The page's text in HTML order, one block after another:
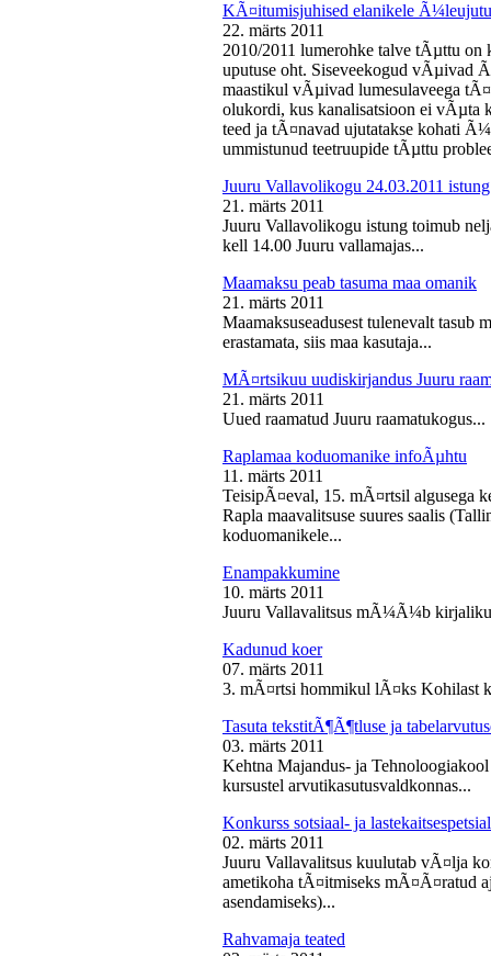
KÃ¤itumisjuhised elanikele
22. märts 2011
2010/2011 lumerohke talve tÃµttu on
uputuse oht. Siseveekogud vÃµivad
maastikul vÃµivad lumesulaveega
olukordi, kus kanalisatsioon ei vÃµta
teed ja tÃ¤navad ujutatakse kohati
ummistunud teetruupide tÃµttu
Juuru Vallavolikogu 24.03.2011 istung
21. märts 2011
Juuru Vallavolikogu istung toimub
kell 14.00 Juuru vallamajas...
Maamaksu peab tasuma maa omanik
21. märts 2011
Maamaksuseadusest tulenevalt tasub
erastamata, siis maa kasutaja...
MÃ¤rtsikuu uudiskirjandus Juuru
21. märts 2011
Uued raamatud Juuru raamatukogus...
Raplamaa koduomanike infoÃµhtu
11. märts 2011
TeisipÃ¤eval, 15. mÃ¤rtsil algusega
Rapla maavalitsuse suures saalis
koduomanikele...
Enampakkumine
10. märts 2011
Juuru Vallavalitsus mÃ¼Ã¼b kirjaliku
Kadunud koer
07. märts 2011
3. mÃ¤rtsi hommikul lÃ¤ks Kohilast
Tasuta tekstitÃ¶Ã¶tluse ja
03. märts 2011
Kehtna Majandus- ja
kursustel arvutikasutusvaldkonnas...
Konkurss sotsiaal- ja
02. märts 2011
Juuru Vallavalitsus kuulutab vÃ¤lja
ametikoha tÃ¤itmiseks mÃ¤Ã¤ratud
asendamiseks)...
Rahvamaja teated